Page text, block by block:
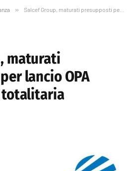
» Salcef Group, maturati presupposti per lancio OPA obbligatoria totalitaria
maturati
lancio OPA